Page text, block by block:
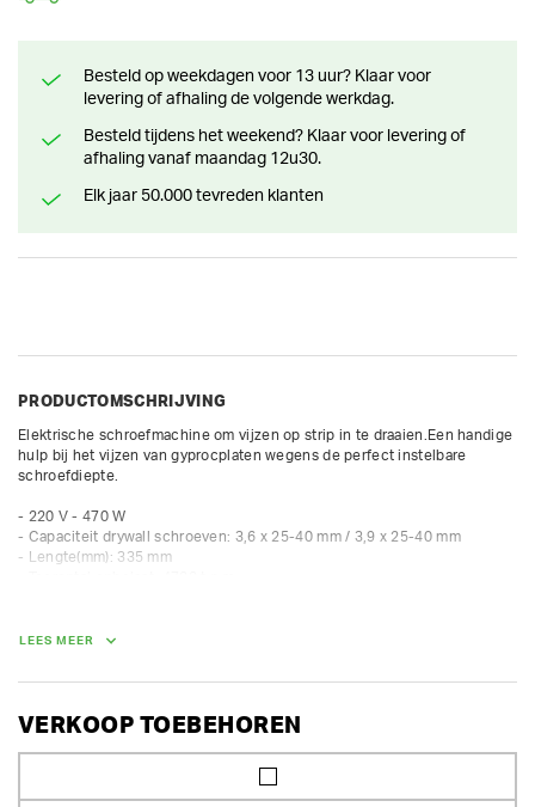
Besteld op weekdagen voor 13 uur? Klaar voor
levering of afhaling de volgende werkdag.
Besteld tijdens het weekend? Klaar voor levering of
afhaling vanaf maandag 12u30.
Elk jaar 50.000 tevreden klanten
PRODUCTOMSCHRIJVING
Elektrische schroefmachine om vijzen op strip in te draaien.Een handige
hulp bij het vijzen van gyprocplaten wegens de perfect instelbare
schroefdiepte.
- 220 V - 470 W
- Capaciteit drywall schroeven: 3,6 x 25-40 mm / 3,9 x 25-40 mm
- Lengte(mm): 335 mm
LEES MEER
VERKOOP TOEBEHOREN